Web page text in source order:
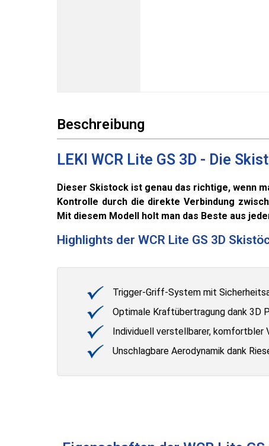
Beschreibung
LEKI WCR Lite GS 3D - Die
Dieser Skistock ist genau das richtige, wenn
Kontrolle durch die direkte Verbindung
Mit diesem Modell holt man das Beste aus
Highlights der WCR Lite GS 3D
Trigger-Griff-System mit
Optimale Kraftübertragung dank 3D
Individuell verstellbarer, komfortbler
Unschlagbare Aerodynamik dank